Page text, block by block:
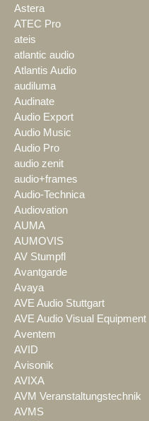
Astera
ATEC Pro
ateis
atlantic audio
Atlantis Audio
audiluma
Audinate
Audio Export
Audio Music
Audio Pro
audio zenit
audio+frames
Audio-Technica
Audiovation
AUMA
AUMOVIS
AV Stumpfl
Avantgarde
Avaya
AVE Audio Stuttgart
AVE Audio Visual Equipment
Aventem
AVID
Avisonik
AVIXA
AVM Veranstaltungstechnik
AVMS